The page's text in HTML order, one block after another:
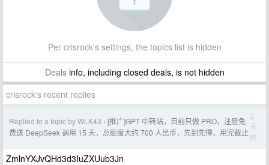
Per crisrock's settings, the topics list is hidden
Dealsinfo, including closed deals, is not hidden
crisrock's recent replies
Replied to a topic by WLK43 › [推广]GPT 中转站，目前只做 PRO，注册免
费送 DeepSeek 调用 15 天，总额度大约 700 人民币，先到先得，用完截止
2
天
前
ZmlnYXJvQHd3d3IuZXUub3Jn